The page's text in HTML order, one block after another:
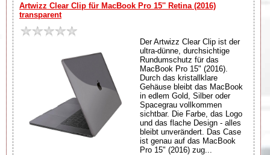
Artwizz Clear Clip für MacBook Pro 15'' Retina (2016)
transparent
Der Artwizz Clear Clip ist der
ultra-dünne, durchsichtige
Rundumschutz für das
MacBook Pro 15" (2016).
Durch das kristallklare
Gehäuse bleibt das MacBook
in edlem Gold, Silber oder
Spacegrau vollkommen
sichtbar. Die Farbe, das Logo
und das flache Design - alles
bleibt unverändert. Das Case
ist genau auf das MacBook
Pro 15" (2016) zug...